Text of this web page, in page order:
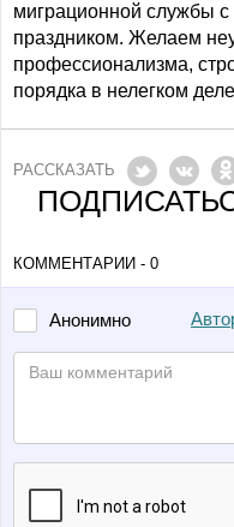
миграционной службы
праздником. Желаем
профессионализма,
порядка в нелегком
РАССКАЗАТЬ
КОММЕНТАРИИ - 0
Анонимно